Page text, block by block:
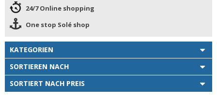
24/7 Online shopping
One stop Solé shop
KATEGORIEN
SORTIEREN NACH
SORTIERT NACH PREIS